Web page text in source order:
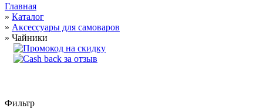
Главная
» Каталог
» Аксессуары для самоваров
» Чайники
Фильтр